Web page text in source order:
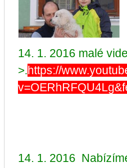
14. 1. 2016 malé
>.https://
14. 1. 2016